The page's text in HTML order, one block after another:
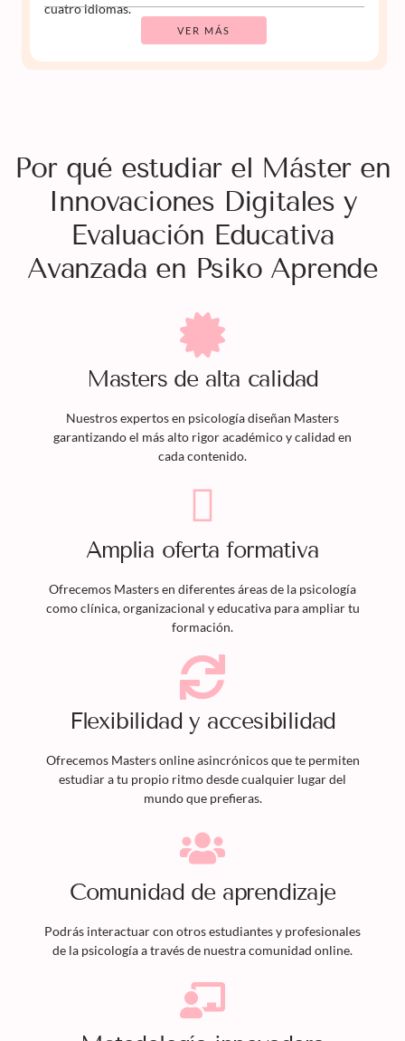
cuatro idiomas.
VER MÁS
Por qué estudiar el Máster en
Innovaciones Digitales y
Evaluación Educativa
Avanzada en Psiko Aprende
Mastersde alta calidad
Nuestros expertos en psicología diseñan Masters
garantizando el más alto rigor académico y calidad en
cada contenido.
Amplia oferta formativa
Ofrecemos Mastersen diferentes áreas de la psicología
como clínica, organizacional y educativa para ampliar tu
formación.
Flexibilidad y accesibilidad
Ofrecemos Mastersonline asincrónicos que te permiten
estudiar a tu propio ritmo desde cualquier lugar del
mundo que prefieras.
Comunidad de aprendizaje
Podrás interactuar con otros estudiantes y profesionales
de la psicología a través de nuestra comunidad online.